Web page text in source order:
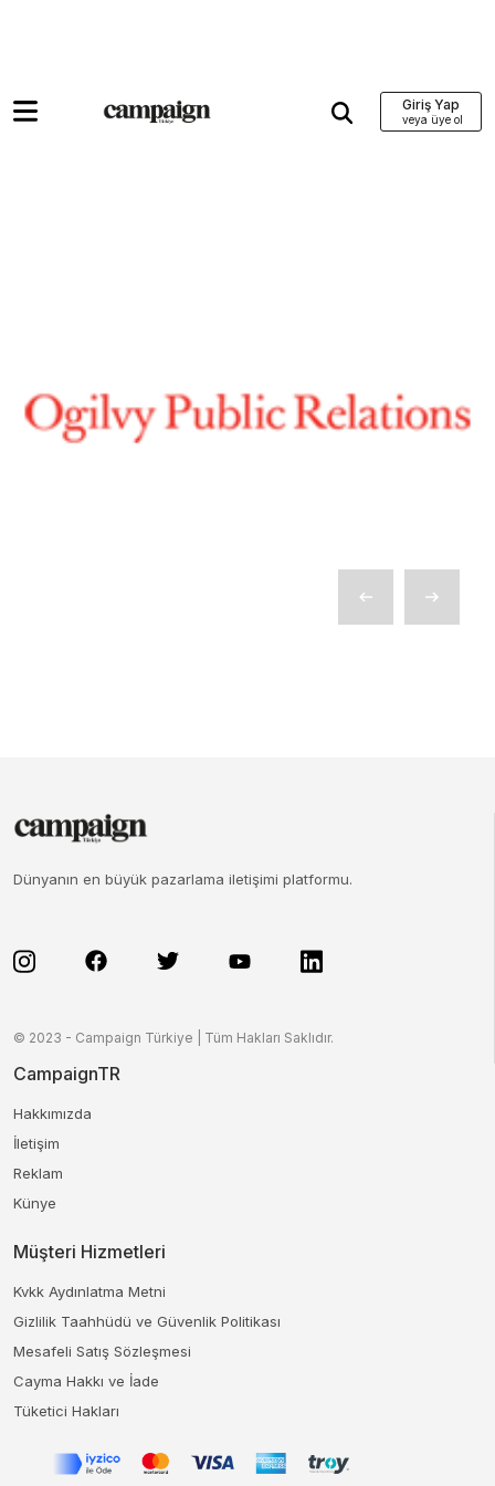
Giriş Yap
Dünyanın en büyük pazarlama iletişimi platformu.
© 2023 - Campaign Türkiye | Tüm Hakları Saklıdır.
CampaignTR
Hakkımızda
İletişim
Reklam
Künye
Müşteri Hizmetleri
Kvkk Aydınlatma Metni
Gizlilik Taahhüdü ve Güvenlik Politikası
Mesafeli Satış Sözleşmesi
Cayma Hakkı ve İade
Tüketici Hakları